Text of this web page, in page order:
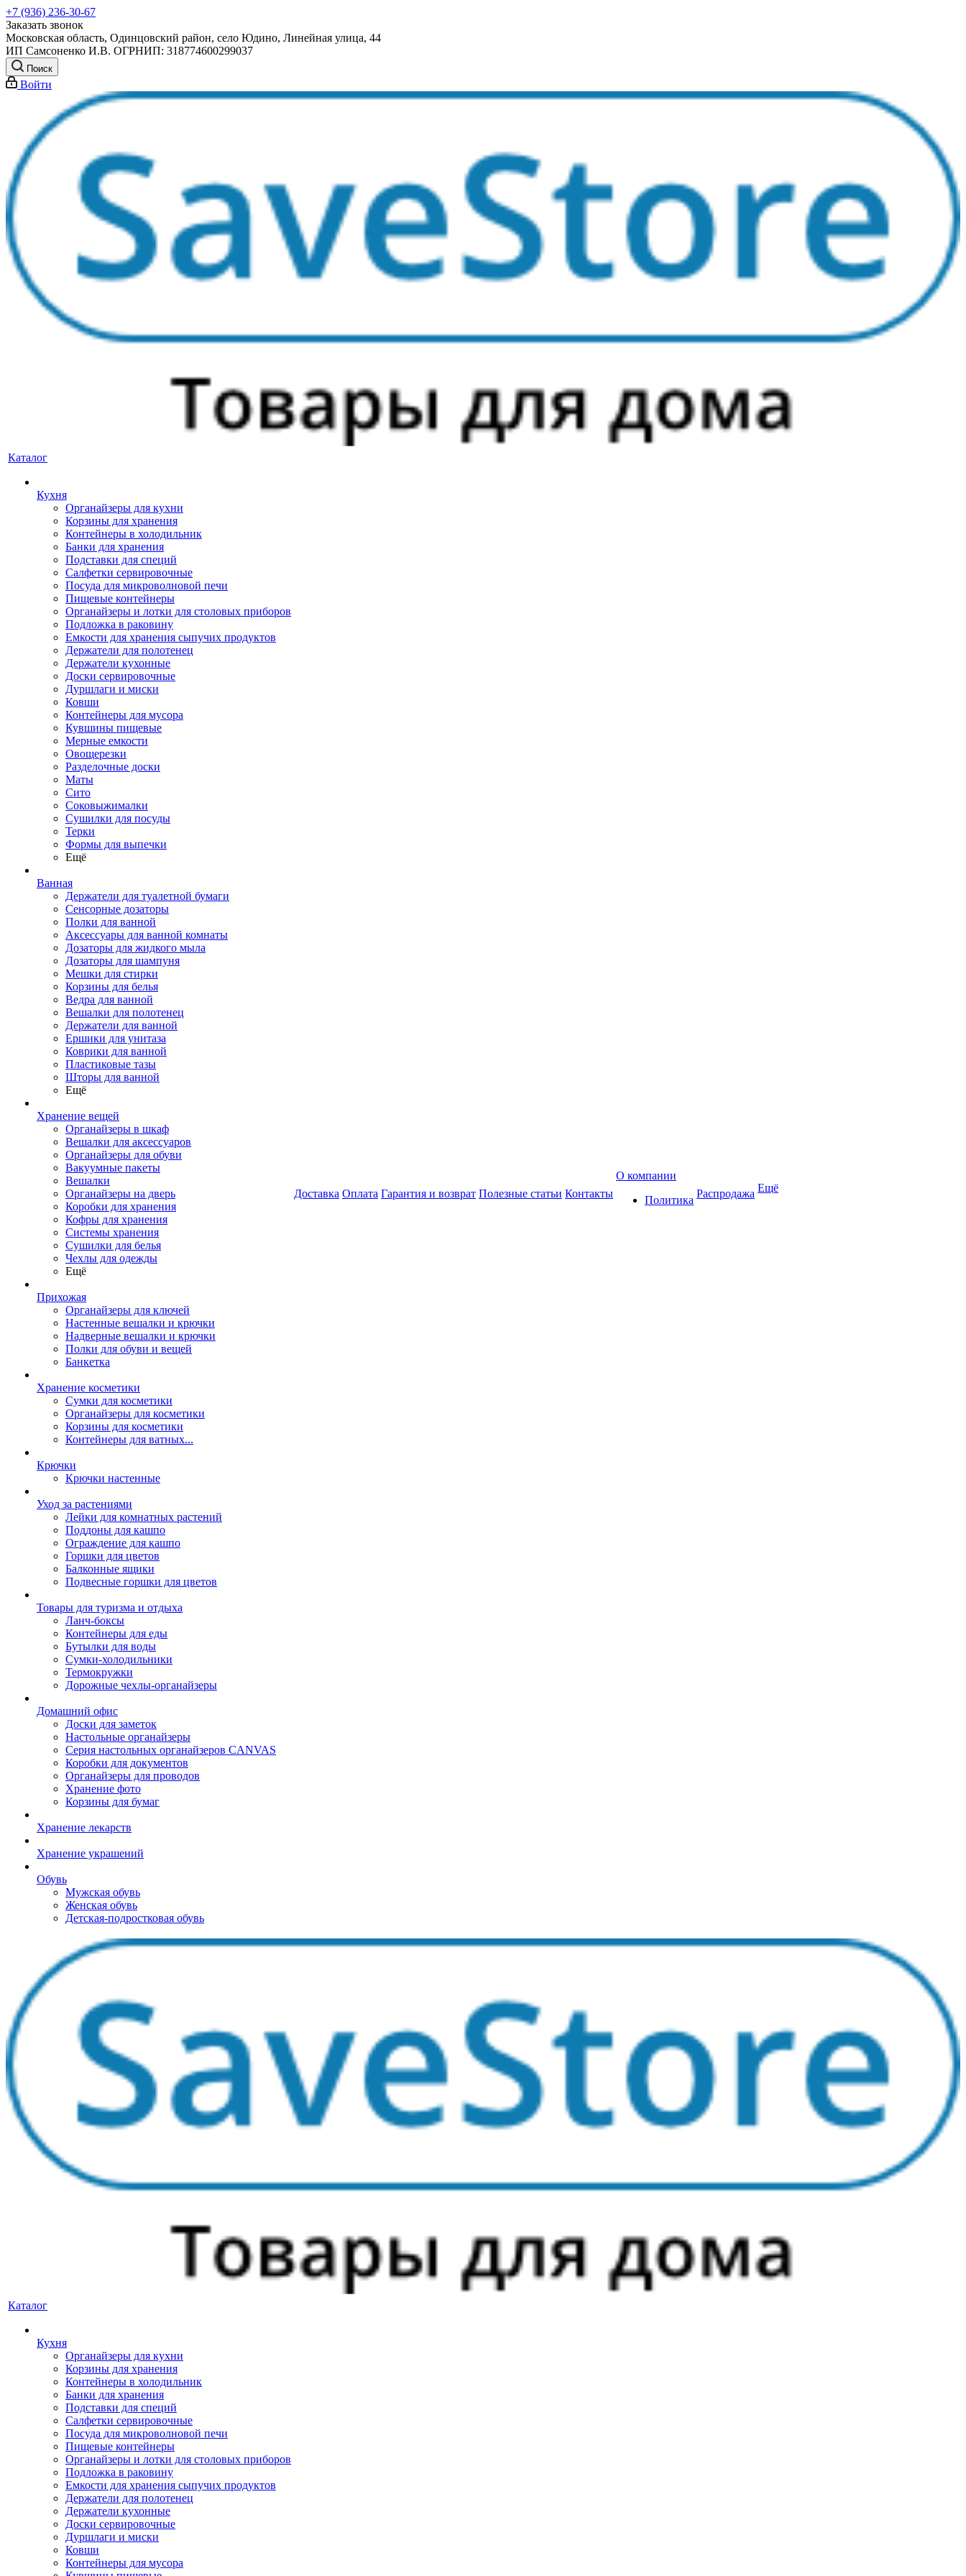
+7 (936) 236-30-67
Заказать звонок
Московская область, Одинцовский район, село Юдино, Линейная улица, 44
ИП Самсоненко И.В. ОГРНИП: 318774600299037
Поиск
Войти
Каталог
Кухня
Органайзеры для кухни
Корзины для хранения
Контейнеры в холодильник
Банки для хранения
Подставки для специй
Салфетки сервировочные
Посуда для микроволновой печи
Пищевые контейнеры
Органайзеры и лотки для столовых приборов
Подложка в раковину
Емкости для хранения сыпучих продуктов
Держатели для полотенец
Держатели кухонные
Доски сервировочные
Дуршлаги и миски
Ковши
Контейнеры для мусора
Кувшины пищевые
Мерные емкости
Овощерезки
Разделочные доски
Маты
Сито
Соковыжималки
Сушилки для посуды
Терки
Формы для выпечки
Ещё
Ванная
Держатели для туалетной бумаги
Сенсорные дозаторы
Полки для ванной
Аксессуары для ванной комнаты
Дозаторы для жидкого мыла
Дозаторы для шампуня
Мешки для стирки
Корзины для белья
Ведра для ванной
Вешалки для полотенец
Держатели для ванной
Ершики для унитаза
Коврики для ванной
Пластиковые тазы
Шторы для ванной
Ещё
Хранение вещей
Органайзеры в шкаф
Вешалки для аксессуаров
Органайзеры для обуви
Вакуумные пакеты
Вешалки
Органайзеры на дверь
Коробки для хранения
Кофры для хранения
Системы хранения
Сушилки для белья
Чехлы для одежды
Ещё
Прихожая
Органайзеры для ключей
Настенные вешалки и крючки
Надверные вешалки и крючки
Полки для обуви и вещей
Банкетка
Хранение косметики
Сумки для косметики
Органайзеры для косметики
Корзины для косметики
Контейнеры для ватных...
Крючки
Крючки настенные
Уход за растениями
Лейки для комнатных растений
Поддоны для кашпо
Ограждение для кашпо
Горшки для цветов
Балконные ящики
Подвесные горшки для цветов
Товары для туризма и отдыха
Ланч-боксы
Контейнеры для еды
Бутылки для воды
Сумки-холодильники
Термокружки
Дорожные чехлы-органайзеры
Домашний офис
Доски для заметок
Настольные органайзеры
Серия настольных органайзеров CANVAS
Коробки для документов
Органайзеры для проводов
Хранение фото
Корзины для бумаг
Хранение лекарств
Хранение украшений
Обувь
Мужская обувь
Женская обувь
Детская-подростковая обувь
Доставка Оплата Гарантия и возврат Полезные статьи Контакты
О компании
Политика
Распродажа Ещё
Каталог
Кухня
Органайзеры для кухни
Корзины для хранения
Контейнеры в холодильник
Банки для хранения
Подставки для специй
Салфетки сервировочные
Посуда для микроволновой печи
Пищевые контейнеры
Органайзеры и лотки для столовых приборов
Подложка в раковину
Емкости для хранения сыпучих продуктов
Держатели для полотенец
Держатели кухонные
Доски сервировочные
Дуршлаги и миски
Ковши
Контейнеры для мусора